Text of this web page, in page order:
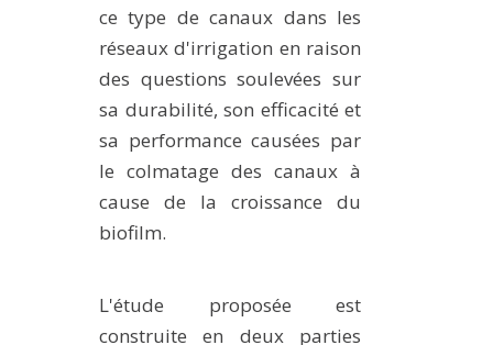
ce type de canaux dans les
réseaux d'irrigation en raison
des questions soulevées sur
sa durabilité, son efficacité et
sa performance causées par
le colmatage des canaux à
cause de la croissance du
biofilm.
L'étude proposée est
construite en deux parties